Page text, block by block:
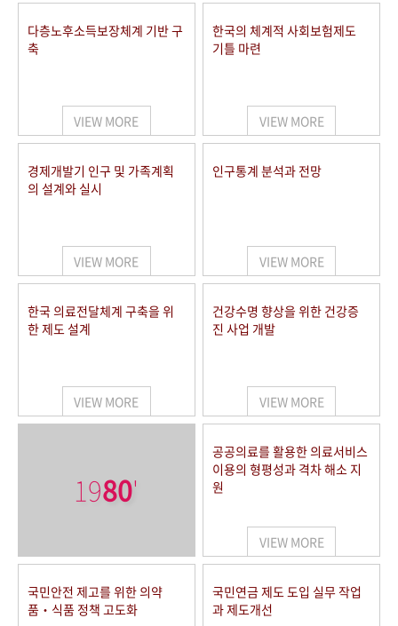
VR 역사관
다층노후소득보장체계 기반 구
축
VIEW MORE
한국의 체계적 사회보험제도
기틀 마련
VIEW MORE
경제개발기 인구 및 가족계획
의 설계와 실시
VIEW MORE
인구통계 분석과 전망
VIEW MORE
한국 의료전달체계 구축을 위
한 제도 설계
VIEW MORE
건강수명 향상을 위한 건강증
진 사업 개발
VIEW MORE
1980'
공공의료를 활용한 의료서비스
이용의 형평성과 격차 해소 지
원
VIEW MORE
국민안전 제고를 위한 의약
품‧식품 정책 고도화
국민연금 제도 도입 실무 작업
과 제도개선